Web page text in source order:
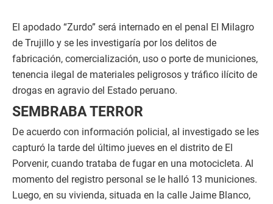
El apodado “Zurdo” será internado en el penal El Milagro
de Trujillo y se les investigaría por los delitos de
fabricación, comercialización, uso o porte de municiones,
tenencia ilegal de materiales peligrosos y tráfico ilícito de
drogas en agravio del Estado peruano.
SEMBRABA TERROR
De acuerdo con información policial, al investigado se les
capturó la tarde del último jueves en el distrito de El
Porvenir, cuando trataba de fugar en una motocicleta. Al
momento del registro personal se le halló 13 municiones.
Luego, en su vivienda, situada en la calle Jaime Blanco,